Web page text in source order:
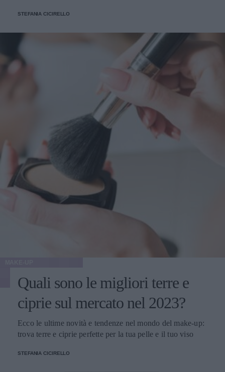
STEFANIA CICIRELLO
Quali sono le migliori terre e
ciprie sul mercato nel 2023?
Ecco le ultime novità e tendenze nel mondo del make-up:
trova terre e ciprie perfette per la tua pelle e il tuo viso
STEFANIA CICIRELLO